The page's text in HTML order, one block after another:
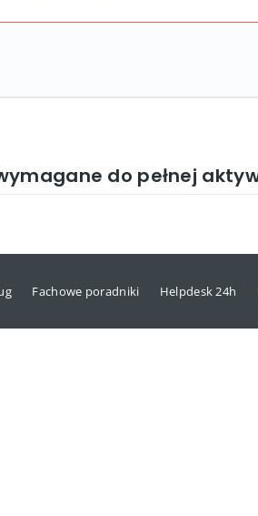
do pełnej
Fachowe poradniki Helpdesk 24h